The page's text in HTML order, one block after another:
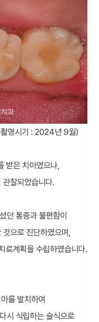
영시기 : 2024년 9월)
받은 치아였으나,
관찰되었습니다.
던 통증과 불편함이
으로 진단하였으며,
료계획을 수립하였습니다.
를 발치하여
시 식립하는 술식으로